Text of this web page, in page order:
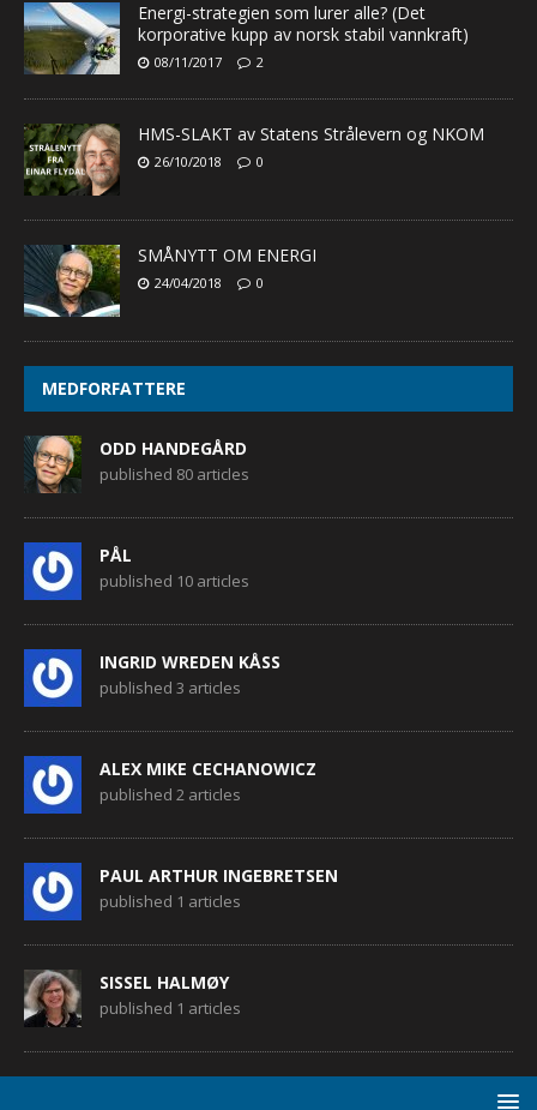
Energi-strategien som lurer alle? (Det
korporative kupp av norsk stabil vannkraft)
08/11/2017 2
HMS-SLAKT av Statens Strålevern og NKOM
26/10/2018 0
SMÅNYTT OM ENERGI
24/04/2018 0
MEDFORFATTERE
ODD HANDEGÅRD
published 80 articles
PÅL
published 10 articles
INGRID WREDEN KÅSS
published 3 articles
ALEX MIKE CECHANOWICZ
published 2 articles
PAUL ARTHUR INGEBRETSEN
published 1 articles
SISSEL HALMØY
published 1 articles